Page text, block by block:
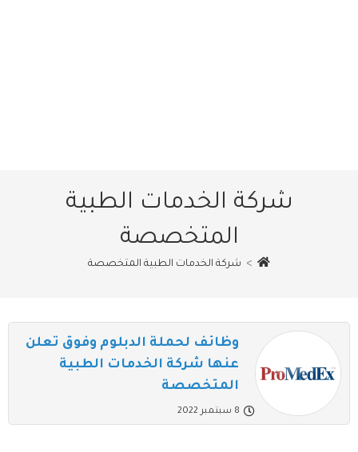
شركة الخدمات الطبية
المتخصصة
> شركة الخدمات الطبية المتخصصة
وظائف لحملة الدبلوم وفوق تعلن
عنها شركة الخدمات الطبية
المتخصصة
8 سبتمبر 2022